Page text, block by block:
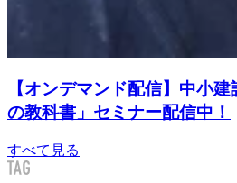
【オンデマンド配信】中小
の教科書」セミナー配信中！
すべて見る